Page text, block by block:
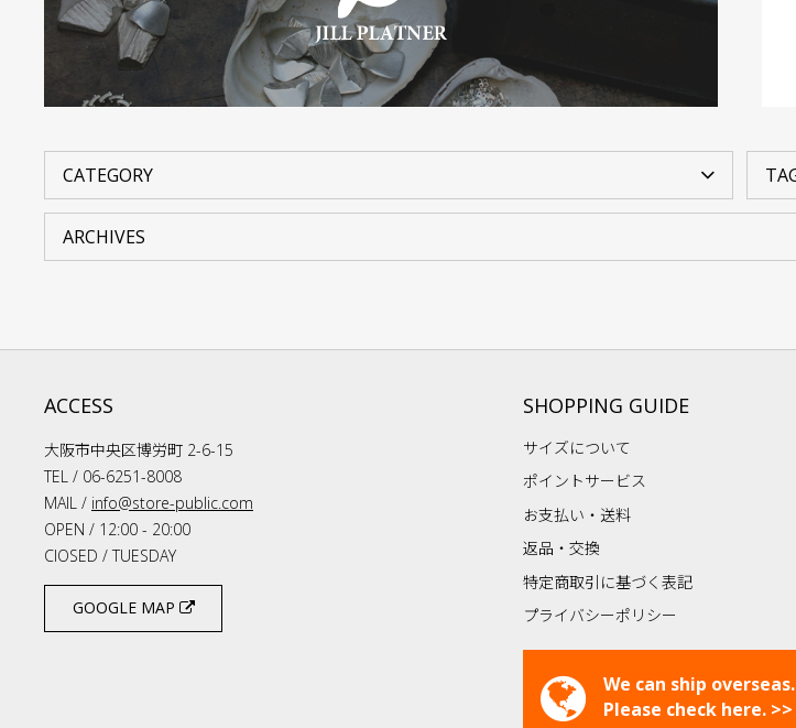
SHOPPING GUIDE
サイズについて
ポイントサービス
お支払い・送料
返品・交換
特定商取引に基づく表記
プライバシーポリシー
We can ship overseas.
Please check here. >>
ACCESS
大阪市中央区博労町 2-6-15
TEL / 06-6251-8008
MAIL / info@store-public.com
OPEN / 12:00 - 20:00
ClOSED / TUESDAY
GOOGLE MAP